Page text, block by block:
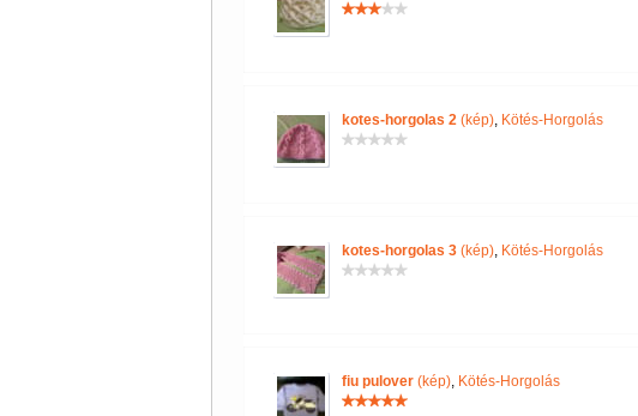
kotes-horgolas 2(kép), Kötés-Horgolás
kotes-horgolas 3(kép), Kötés-Horgolás
fiu pulover(kép), Kötés-Horgolás